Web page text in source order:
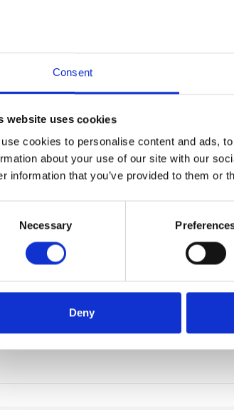
Consent
website uses cookies
cookies to personalise content and ads,
about your use of our site with our
information that you’ve provided to them or
Necessary
Deny
boareal med høyt under taket og en lys og
malt og renovert, og huset fremstår
og har blant annet nytt kjøle-/fryseskap
svært vakkert privat basseng som danner en
solen. Poolområdet med solsenger
avslapning og hyggelige stunder.
for par og venner som ønsker en rolig ferie i
i vakre naturomgivelser og i gangavstand til
særegne sjarm danner rammen om
for å oppleve Provence – også
ferieboligen ikke anbefales for gjester med
(returneres etter ferien) 5000,00 DKK